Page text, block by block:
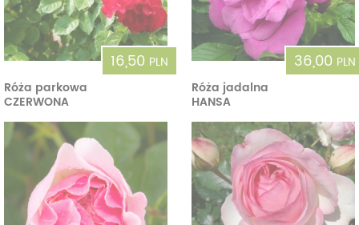
16,50 PLN
Róża parkowa
CZERWONA
36,00 PLN
Róża jadalna
HANSA